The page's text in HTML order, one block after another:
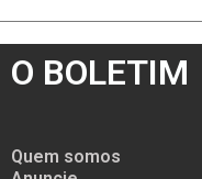
O BOLETIM
Quem somos